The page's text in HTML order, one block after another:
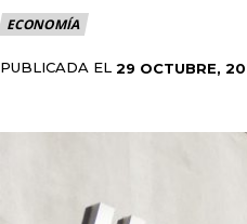
ECONOMÍA
PUBLICADA EL 29 OCTUBRE,